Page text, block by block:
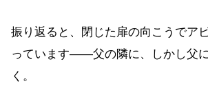
振り返ると、閉じた扉の向こうでア
っています——父の隣に、しかし父
く。